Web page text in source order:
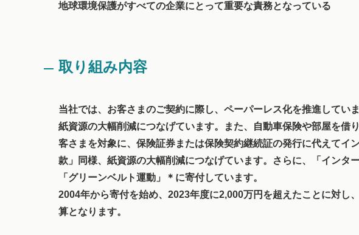
地球環境保護がすべての企業にとって重要な責務となっている
取り組み内容
当社では、お客さまのご契約に際し、ペーパーレス化を推進してい
紙資源の大幅削減につなげています。また、自動車保険や部屋を
客さまを対象に、保険証券または保険契約継続証の発行に代えて
款」同様、紙資源の大幅削減につなげています。さらに、「イン
「グリーンベルト運動」＊に寄付しています。
2004年から寄付を始め、2023年度に2,000万円を超えたことに対
算となります。